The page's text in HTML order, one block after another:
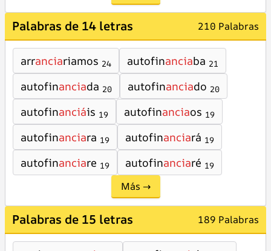
Palabras de 14 letras 210 Palabras
arranciariamos 24 autofinanciaba 21
autofinanciada 20 autofinanciado 20
autofinanciáis 19 autofinanciaos 19
autofinanciara 19 autofinanciará 19
autofinanciare 19 autofinanciaré 19
Más →
Palabras de 15 letras 189 Palabras